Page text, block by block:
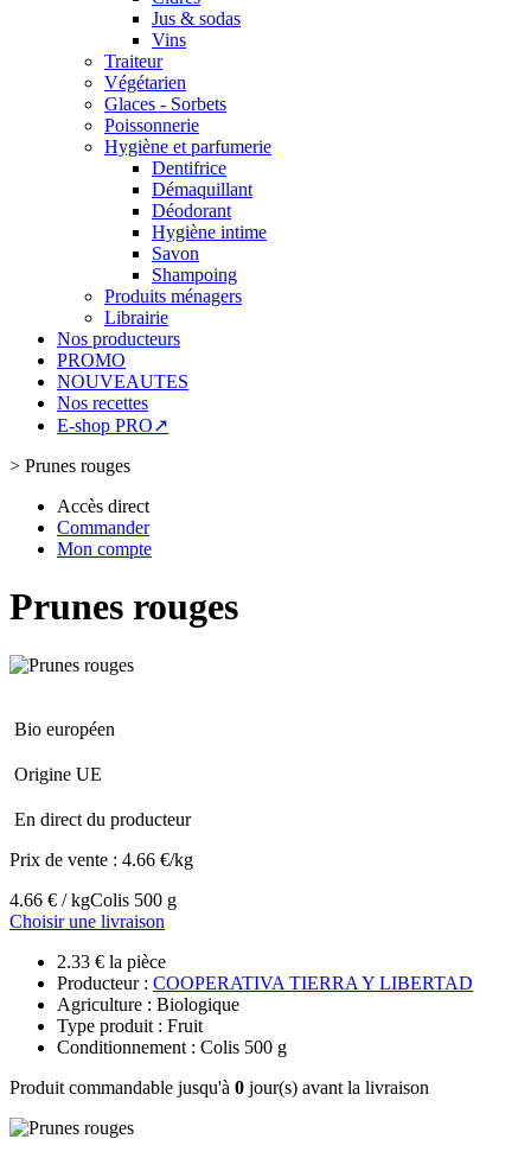
Jus & sodas
Vins
Traiteur
Végétarien
Glaces - Sorbets
Poissonnerie
Hygiène et parfumerie
Dentifrice
Démaquillant
Déodorant
Hygiène intime
Savon
Shampoing
Produits ménagers
Librairie
Nos producteurs
PROMO
NOUVEAUTES
Nos recettes
E-shop PRO↗
> Prunes rouges
Accès direct
Commander
Mon compte
Prunes rouges
Bio européen
Origine UE
En direct du producteur
Prix de vente : 4.66 €/kg
4.66 € / kgColis 500 g
Choisir une livraison
2.33 € la pièce
Producteur : COOPERATIVA TIERRA Y LIBERTAD
Agriculture : Biologique
Type produit : Fruit
Conditionnement : Colis 500 g
Produit commandable jusqu'à 0 jour(s) avant la livraison